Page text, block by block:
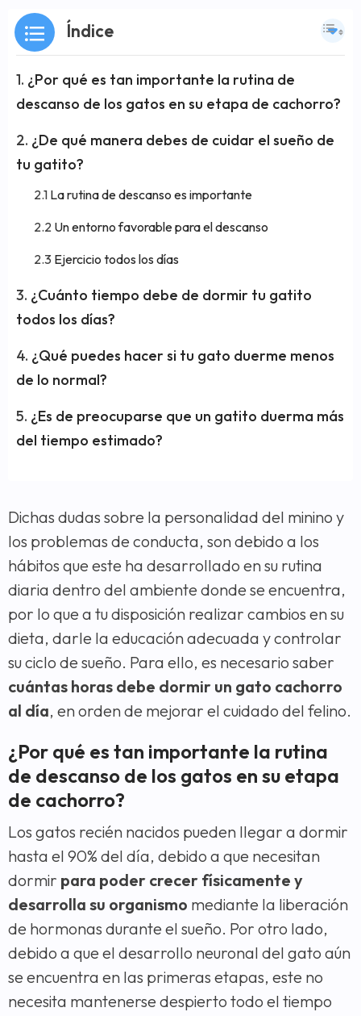
Índice
¿Por qué es tan importante la rutina de
descanso de los gatos en su etapa de cachorro?
¿De qué manera debes de cuidar el sueño de
tu gatito?
La rutina de descanso es importante
Un entorno favorable para el descanso
Ejercicio todos los días
¿Cuánto tiempo debe de dormir tu gatito
todos los días?
¿Qué puedes hacer si tu gato duerme menos
de lo normal?
¿Es de preocuparse que un gatito duerma más
del tiempo estimado?
Dichas dudas sobre la personalidad del minino y
los problemas de conducta, son debido a los
hábitos que este ha desarrollado en su rutina
diaria dentro del ambiente donde se encuentra,
por lo que a tu disposición realizar cambios en su
dieta, darle la educación adecuada y controlar
su ciclo de sueño. Para ello, es necesario saber
cuántas horas debe dormir un gato cachorro
al día, en orden de mejorar el cuidado del felino.
¿Por qué es tan importante la rutina
de descanso de los gatos en su etapa
de cachorro?
Los gatos recién nacidos pueden llegar a dormir
hasta el 90% del día, debido a que necesitan
dormir para poder crecer físicamente y
desarrolla su organismo mediante la liberación
de hormonas durante el sueño. Por otro lado,
debido a que el desarrollo neuronal del gato aún
se encuentra en las primeras etapas, este no
necesita mantenerse despierto todo el tiempo